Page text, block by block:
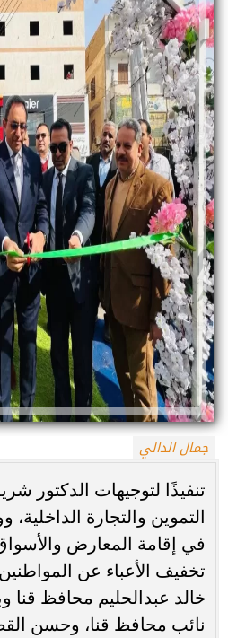
جمال الدالي
تنفيذًا لتوجيهات الدكتور
التموين والتجارة الداخلية،
في إقامة المعارض
تخفيف الأعباء عن
خالد عبدالحليم محافظ قنا
نائب محافظ قنا، وحسن